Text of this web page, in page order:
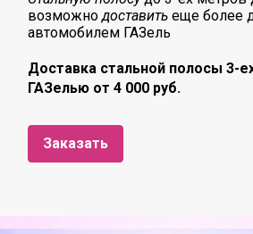
возможнодоставить еще более
автомобилем ГАЗель
Доставка стальной полосы 3-
ГАЗелью от 4 000 руб.
Заказать